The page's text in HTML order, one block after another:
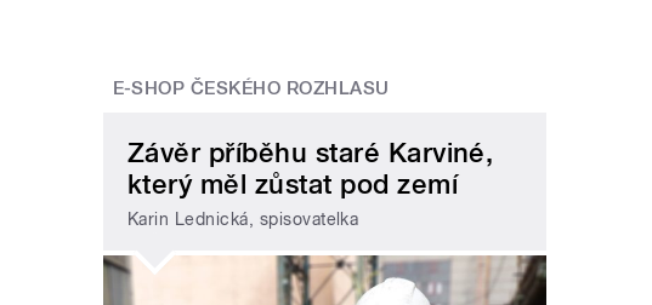
E-SHOP ČESKÉHO ROZHLASU
Závěr příběhu staré Karviné,
který měl zůstat pod zemí
Karin Lednická, spisovatelka